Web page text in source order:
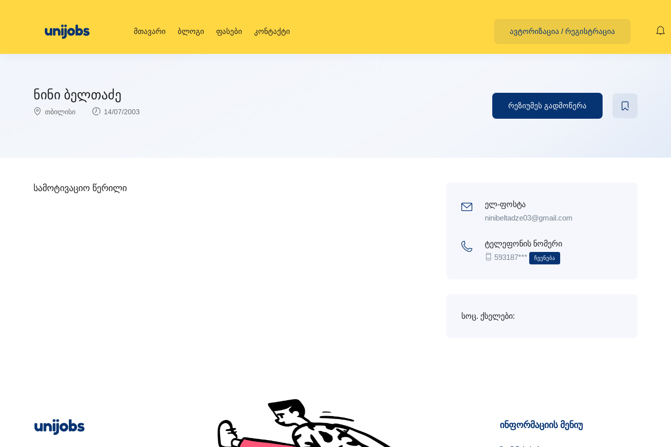
მთავარი ბლოგი ფასები კონტაქტი ავტორიზაცია / რეგისტრაცია
ნინი ბელთაძე
თბილისი 14/07/2003
რეზიუმეს გადმოწერა
სამოტივაციო წერილი
ელ-ფოსტა
ninibeltadze03@gmail.com
ტელეფონის ნომერი
593187***
Ჩვენება
სოც. ქსელები:
ინფორმაციის მენიუ